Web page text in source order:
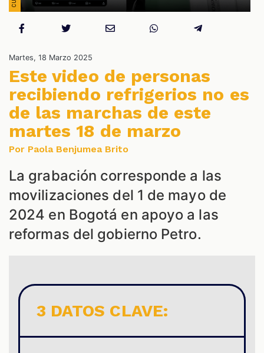
Martes, 18 Marzo 2025
Este video de personas
recibiendo refrigerios no es
de las marchas de este
martes 18 de marzo
Por Paola Benjumea Brito
La grabación corresponde a las
movilizaciones del 1 de mayo de
2024 en Bogotá en apoyo a las
reformas del gobierno Petro.
3 DATOS CLAVE: